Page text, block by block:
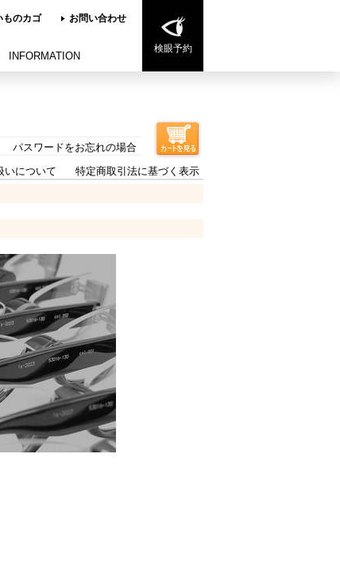
ものカゴ お問い合わせ
検眼予約
INFORMATION
パスワードをお忘れの場合
いについて 特定商取引法に基づく表示